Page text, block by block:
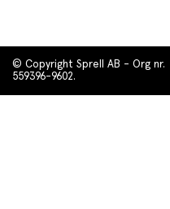
© Copyright Sprell AB - Org nr.
559396-9602.